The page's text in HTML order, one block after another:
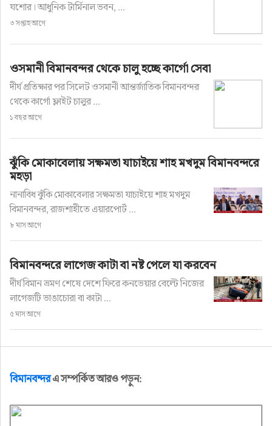
যশোর। আধুনিক টার্মিনাল ভবন, ...
৩ সপ্তাহ আগে
ওসমানী বিমানবন্দর থেকে চালু হচ্ছে কার্গো সেবা
দীর্ঘ প্রতিক্ষার পর সিলেট ওসমানী আন্তর্জাতিক বিমানবন্দর
থেকে কার্গো ফ্লাইট চালুর ...
১ বছর আগে
ঝুঁকি মোকাবেলায় সক্ষমতা যাচাইয়ে শাহ মখদুম বিমানবন্দরে
মহড়া
নানাবিধ ঝুঁকি মোকাবেলার সক্ষমতা যাচাইয়ে শাহ মখদুম
বিমানবন্দর, রাজশাহীতে এয়ারপোর্ট ...
৮ মাস আগে
বিমানবন্দরে লাগেজ কাটা বা নষ্ট পেলে যা করবেন
দীর্ঘ বিমান ভ্রমণ শেষে দেশে ফিরে কনভেয়ার বেল্টে নিজের
লাগেজটি ভাঙাচোরা বা কাটা ...
৫ মাস আগে
বিমানবন্দরএ সম্পর্কিত আরও পড়ুন: